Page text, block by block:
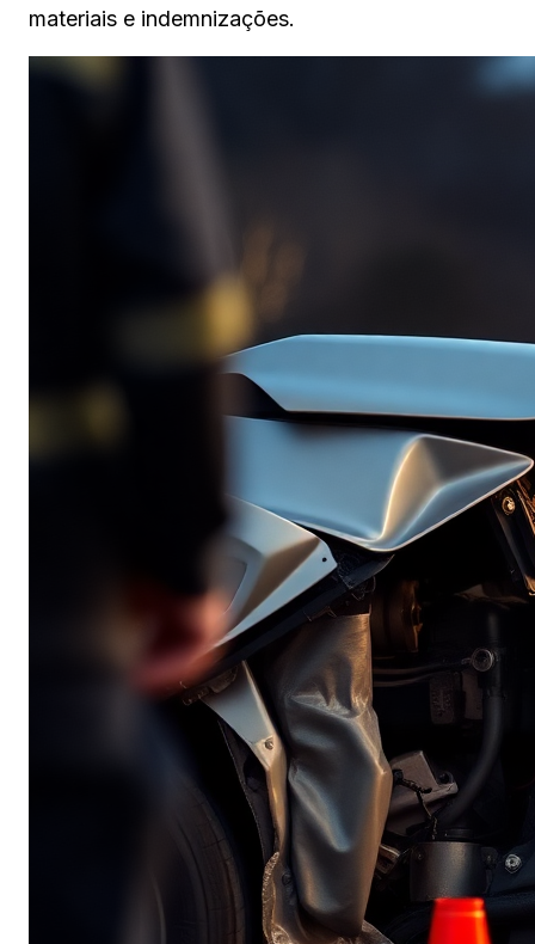
materiais e indemnizações.